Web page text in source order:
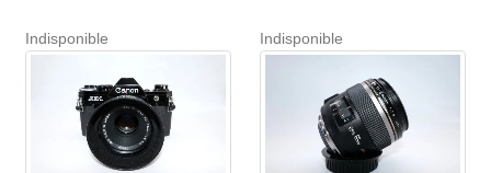
Indisponible Indisponible